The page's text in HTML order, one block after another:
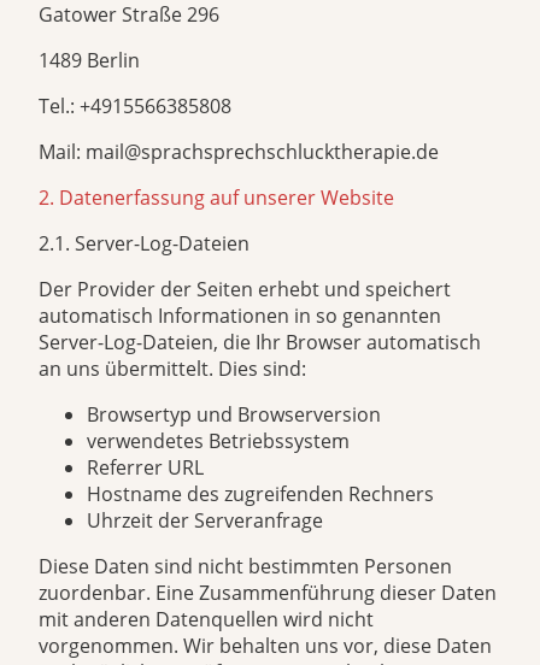
Gatower Straße 296
1489 Berlin
Tel.: +4915566385808
Mail: mail@sprachsprechschlucktherapie.de
2. Datenerfassung auf unserer Website
2.1. Server-Log-Dateien
Der Provider der Seiten erhebt und speichert
automatisch Informationen in so genannten
Server-Log-Dateien, die Ihr Browser automatisch
an uns übermittelt. Dies sind:
Browsertyp und Browserversion
verwendetes Betriebssystem
Referrer URL
Hostname des zugreifenden Rechners
Uhrzeit der Serveranfrage
Diese Daten sind nicht bestimmten Personen
zuordenbar. Eine Zusammenführung dieser Daten
mit anderen Datenquellen wird nicht
vorgenommen. Wir behalten uns vor, diese Daten